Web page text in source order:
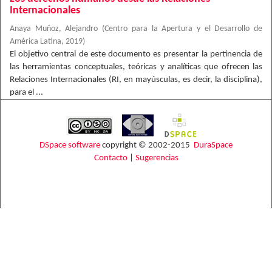
Internacionales
Anaya Muñoz, Alejandro (Centro para la Apertura y el Desarrollo de
América Latina, 2019)
El objetivo central de este documento es presentar la pertinencia de
las herramientas conceptuales, teóricas y analíticas que ofrecen las
Relaciones Internacionales (RI, en mayúsculas, es decir, la disciplina),
para el ...
DSpace software copyright © 2002-2015 DuraSpace
Contacto| Sugerencias